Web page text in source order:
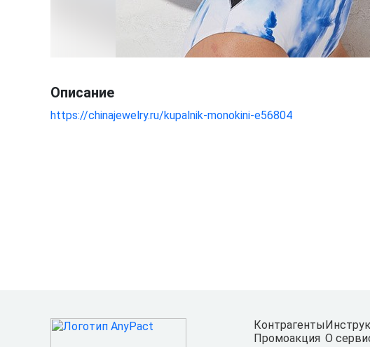
Описание
https://chinajewelry.ru/kupalnik-monokini-e56804
Контрагенты
Промоакция О